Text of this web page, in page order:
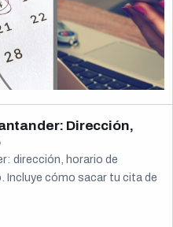
Dirección,
dirección, horario de
cómo sacar tu cita de